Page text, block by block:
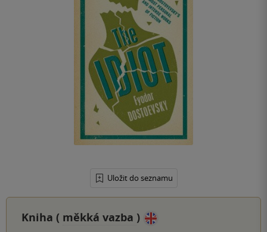
Uložit do seznamu
Kniha ( měkká vazba )